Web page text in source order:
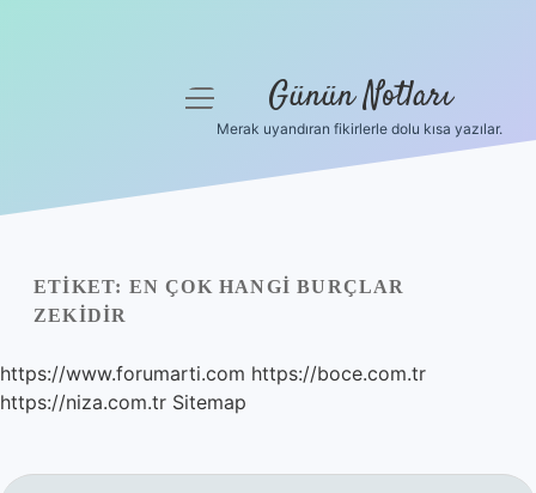
Yasal Uyarı
menüyü
Günün Notları
Merak uyandıran fikirlerle dolu kısa yazılar.
ETIKET: EN ÇOK HANGI BURÇLAR
ZEKIDIR
https://www.forumarti.com https://boce.com.tr
https://niza.com.tr Sitemap